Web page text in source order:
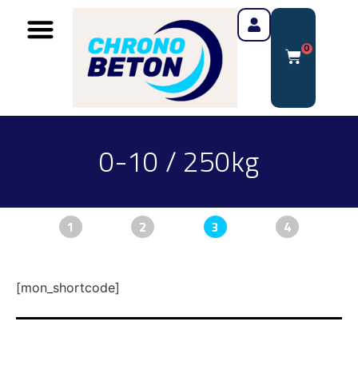
0
0-10 / 250kg
1 2 3 4
[mon_shortcode]